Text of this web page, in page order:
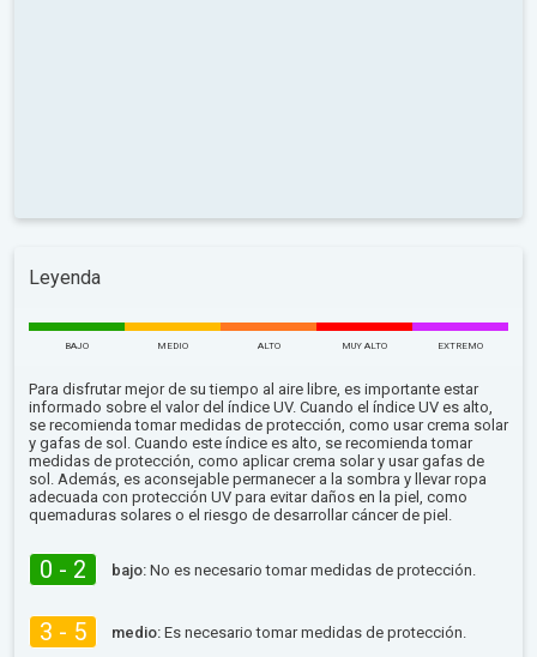
Leyenda
BAJO MEDIO ALTO MUY ALTO EXTREMO
Para disfrutar mejor de su tiempo al aire libre, es importante estar
informado sobre el valor del índice UV. Cuando el índice UV es alto,
se recomienda tomar medidas de protección, como usar crema solar
y gafas de sol. Cuando este índice es alto, se recomienda tomar
medidas de protección, como aplicar crema solar y usar gafas de
sol. Además, es aconsejable permanecer a la sombra y llevar ropa
adecuada con protección UV para evitar daños en la piel, como
quemaduras solares o el riesgo de desarrollar cáncer de piel.
0 - 2 bajo: No es necesario tomar medidas de protección.
3 - 5 medio: Es necesario tomar medidas de protección.